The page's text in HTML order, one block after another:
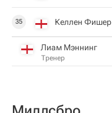
35 Келлен Фишер
Лиам Мэннинг
Тренер